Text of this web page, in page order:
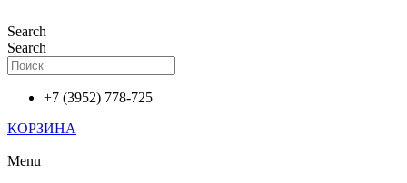
к
содержимому
Search
Search
+7 (3952) 778-725
КОРЗИНА
Menu